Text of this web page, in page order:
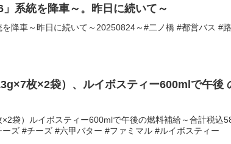
系統を降車～。昨日に続いて～
降車～昨日に続いて～20250824～#二ノ橋 #都営バス #
枚×2袋）、ルイボスティー600mlで午後
袋）ルイボスティー600mlで午後の燃料補給～合計税込
ズ #チーズ #六甲バター #ファミマル #ルイボスティー